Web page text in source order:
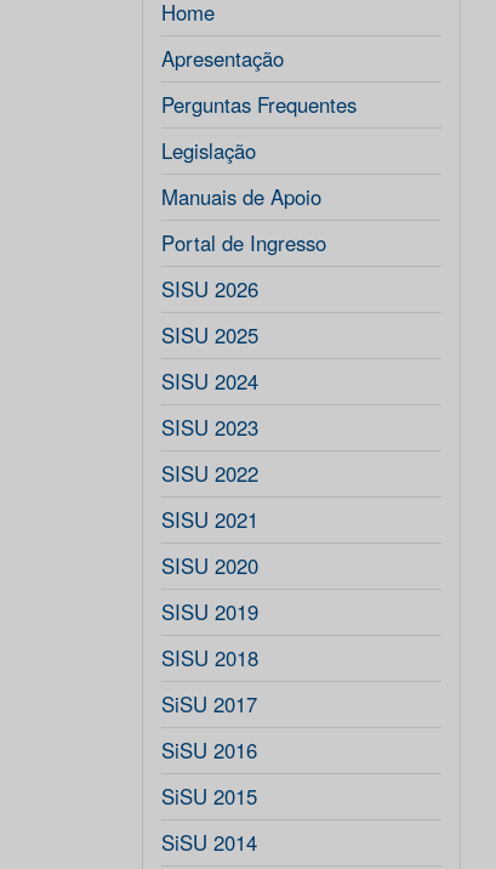
Home
Apresentação
Perguntas Frequentes
Legislação
Manuais de Apoio
Portal de Ingresso
SISU 2026
SISU 2025
SISU 2024
SISU 2023
SISU 2022
SISU 2021
SISU 2020
SISU 2019
SISU 2018
SiSU 2017
SiSU 2016
SiSU 2015
SiSU 2014